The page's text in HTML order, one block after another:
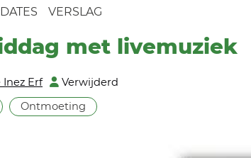
VERSLAG
met livemuziek
Inez Erf
Verwijderd
Ontmoeting